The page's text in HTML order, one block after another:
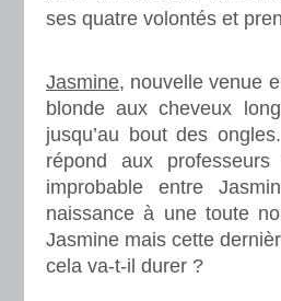
ses quatre volontés et
Jasmine, nouvelle venue
blonde aux cheveux
jusqu’au bout des
répond aux
improbable entre
naissance à une toute
Jasmine mais cette
cela va-t-il durer ?